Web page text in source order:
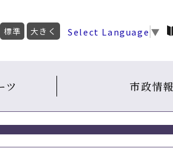
標準 大きく Select Language ▼
ツ 市政情報